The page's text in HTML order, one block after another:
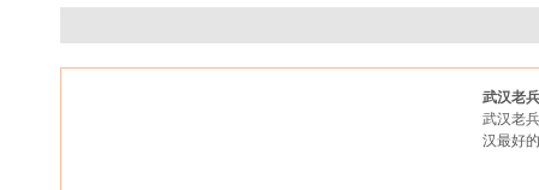
武汉老
武汉老
汉最好